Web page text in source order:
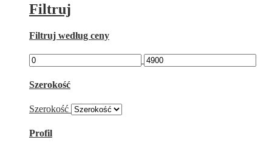
Filtruj
Filtruj według ceny
Szerokość
Szerokość
Profil